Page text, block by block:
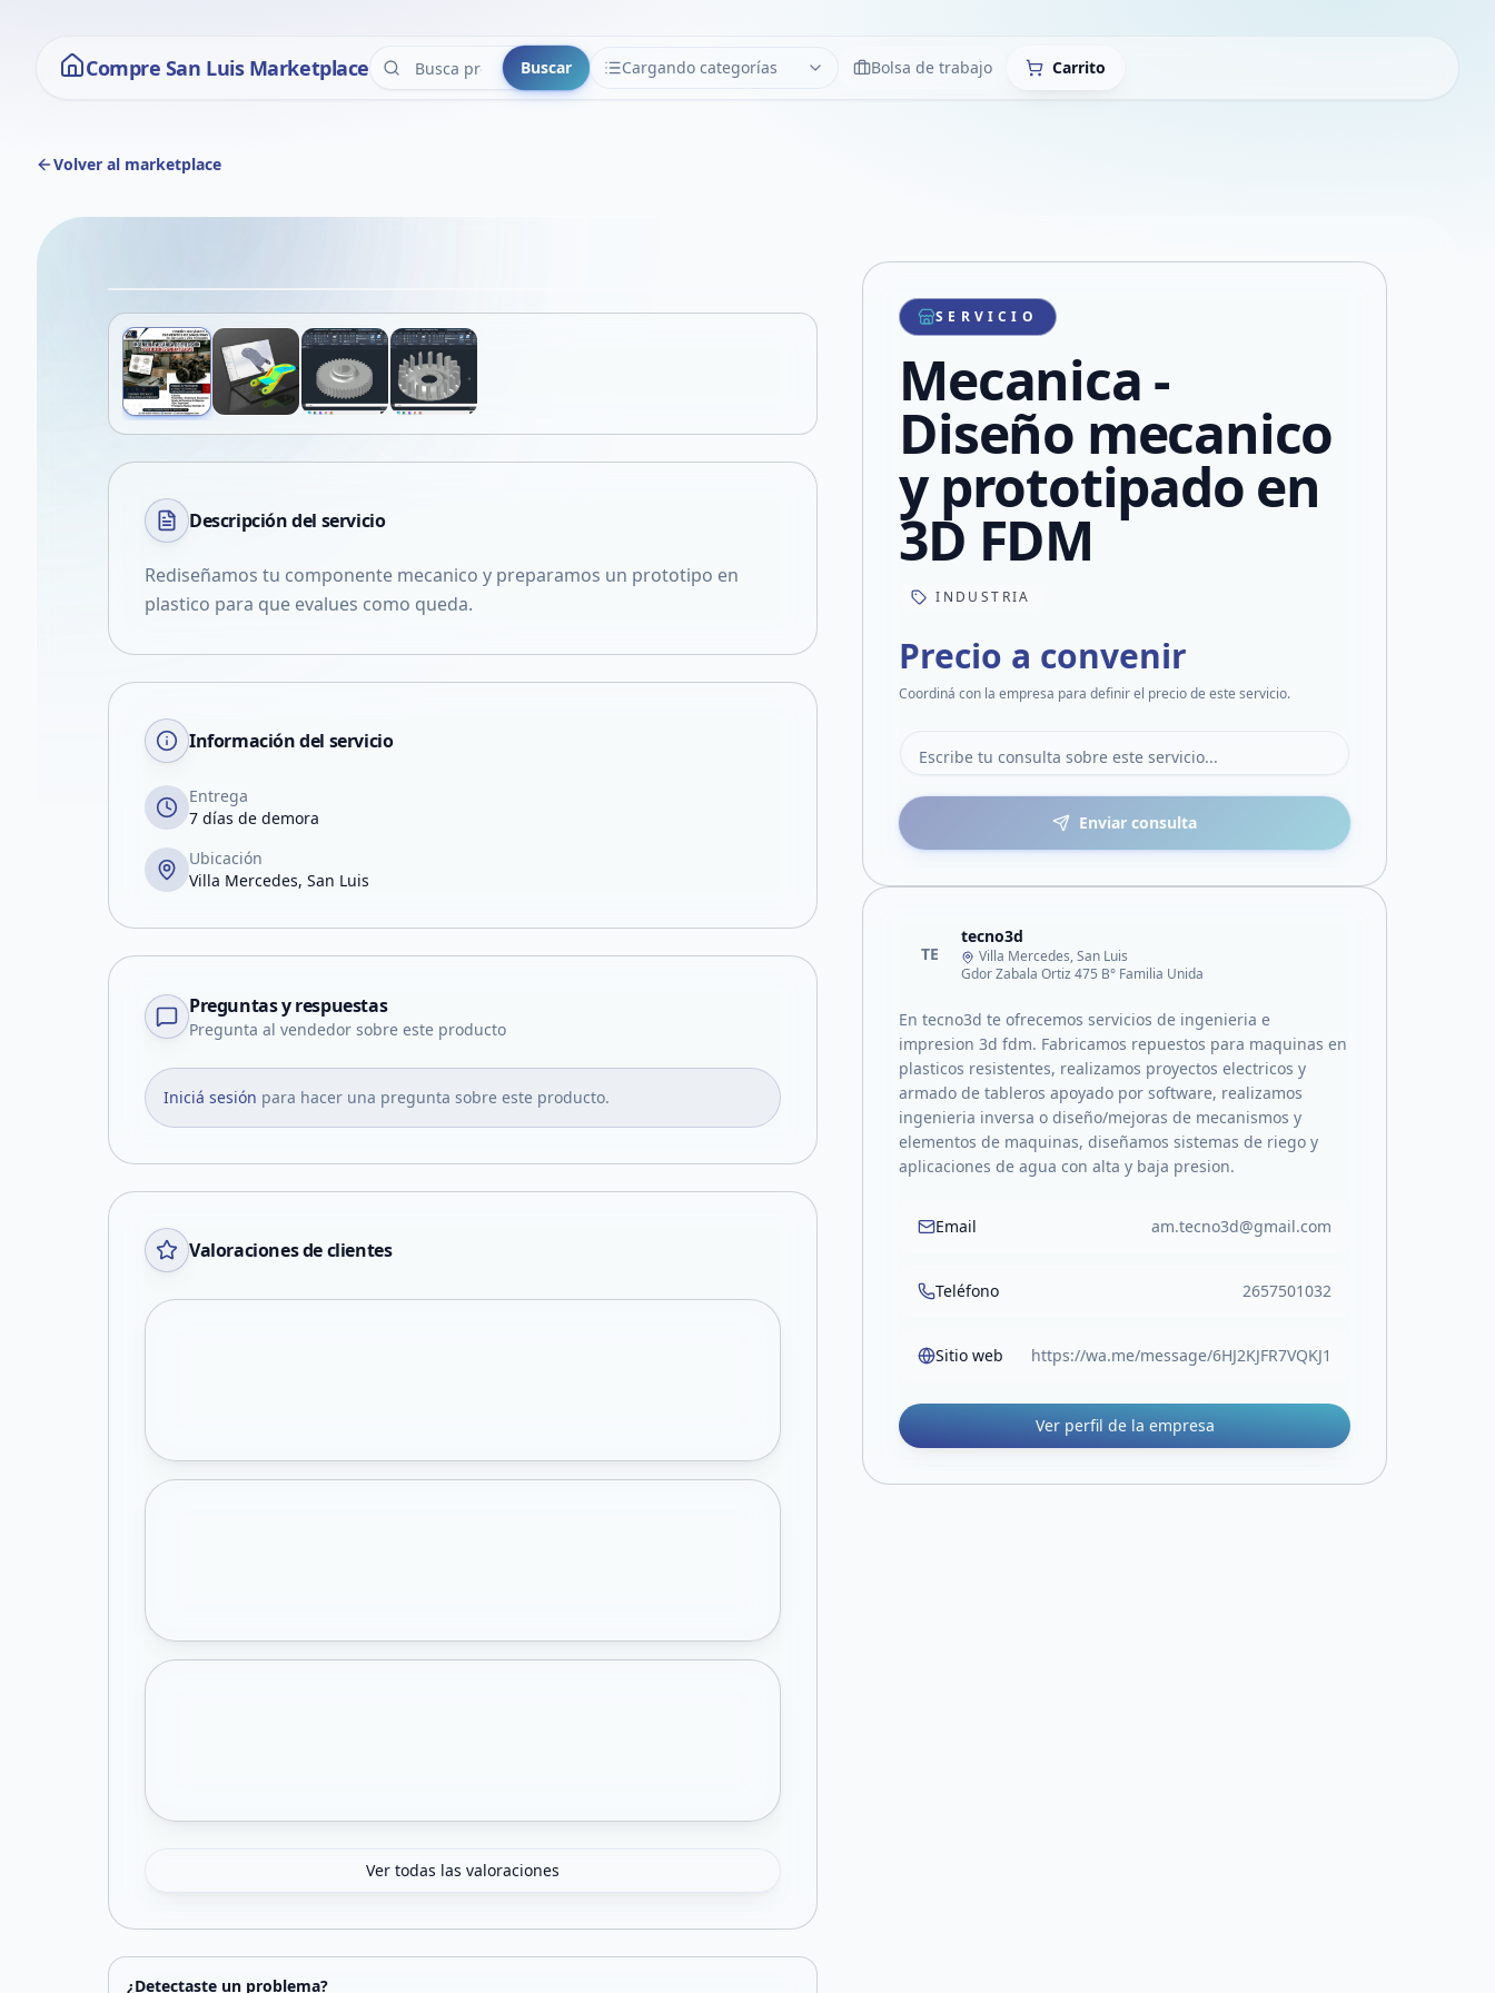
Compre San Luis Marketplace Buscar Cargando categorías
CATEGORÍAS LimpiarBolsa de trabajo Carrito
Volver al marketplace
Compartir producto
Compartir por WhatsApp
Compartir por mail
Compartir en Facebook
Compartir en X
Descripción del servicio
Rediseñamos tu componente mecanico y preparamos un prototipo en
plastico para que evalues como queda.
Información del servicio
Entrega
7 días de demora
Ubicación
Villa Mercedes, San Luis
Preguntas y respuestas
Pregunta al vendedor sobre este producto
Iniciá sesión para hacer una pregunta sobre este producto.
Valoraciones de clientes
Ver todas las valoraciones
¿Detectaste un problema?
SERVICIO
Mecanica -
Diseño mecanico
y prototipado en
3D FDM
INDUSTRIA
Precio a convenir
Coordiná con la empresa para definir el precio de este servicio.
Enviar consulta
TE
tecno3d
Villa Mercedes, San Luis
Gdor Zabala Ortiz 475 B° Familia Unida
En tecno3d te ofrecemos servicios de ingenieria e
impresion 3d fdm. Fabricamos repuestos para maquinas en
plasticos resistentes, realizamos proyectos electricos y
armado de tableros apoyado por software, realizamos
ingenieria inversa o diseño/mejoras de mecanismos y
elementos de maquinas, diseñamos sistemas de riego y
aplicaciones de agua con alta y baja presion.
Email am.tecno3d@gmail.com
Teléfono 2657501032
Sitio web https://wa.me/message/6HJ2KJFR7VQKJ1
Ver perfil de la empresa